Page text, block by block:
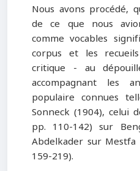
Nous avons procédé,
de ce que nous
comme vocables
corpus et les
critique - au
accompagnant les
populaire connues
Sonneck (1904), celui
pp. 110-142) sur
Abdelkader sur
159-219).